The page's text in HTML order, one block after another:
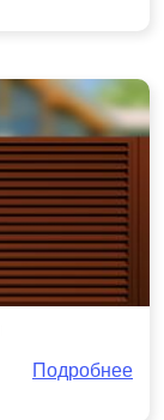
Подробнее